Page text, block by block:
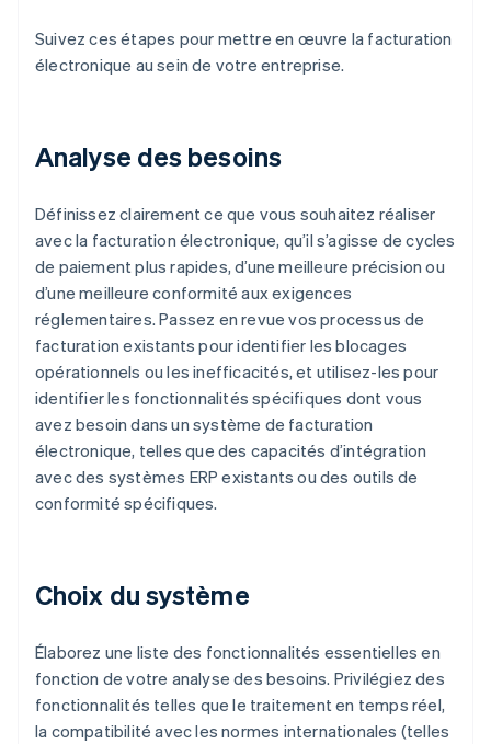
Suivez ces étapes pour mettre en œuvre la facturation
électronique au sein de votre entreprise.
Analyse des besoins
Définissez clairement ce que vous souhaitez réaliser
avec la facturation électronique, qu’il s’agisse de cycles
de paiement plus rapides, d’une meilleure précision ou
d’une meilleure conformité aux exigences
réglementaires. Passez en revue vos processus de
facturation existants pour identifier les blocages
opérationnels ou les inefficacités, et utilisez-les pour
identifier les fonctionnalités spécifiques dont vous
avez besoin dans un système de facturation
électronique, telles que des capacités d’intégration
avec des systèmes ERP existants ou des outils de
conformité spécifiques.
Choix du système
Élaborez une liste des fonctionnalités essentielles en
fonction de votre analyse des besoins. Privilégiez des
fonctionnalités telles que le traitement en temps réel,
la compatibilité avec les normes internationales (telles